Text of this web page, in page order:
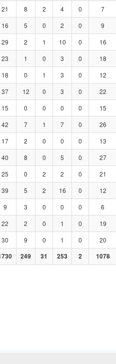
21 8 2 4 0 7
16 5 0 2 0 9
29 2 1 10 0 16
23 1 0 3 0 18
18 0 1 3 0 12
37 12 0 3 0 22
15 0 0 0 0 15
42 7 1 7 0 26
17 2 0 0 0 13
40 8 0 5 0 27
25 0 2 2 0 21
39 5 2 16 0 12
9 3 0 0 0 6
22 2 0 1 0 19
30 9 0 1 0 20
249 31 253 2 1078